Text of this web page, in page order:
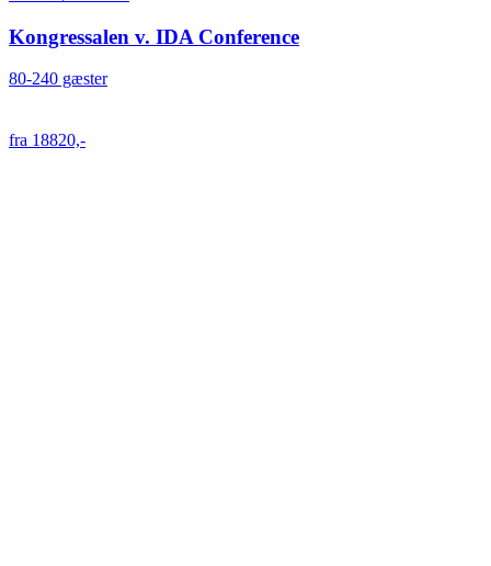
Kongressalen v. IDA Conference
80-240 gæster
fra 18820,-